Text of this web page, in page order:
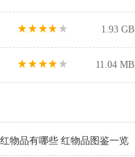
1.93 GB
11.04 MB
物品有哪些 红物品图鉴一览